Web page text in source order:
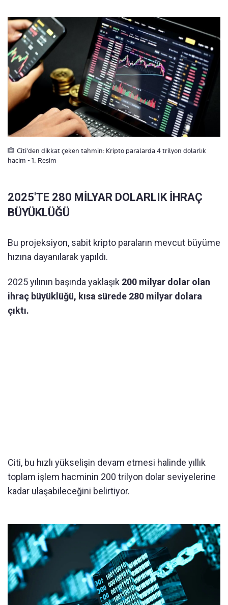
Citi'den dikkat çeken tahmin: Kripto paralarda 4 trilyon dolarlık
hacim - 1. Resim
2025'TE 280 MİLYAR DOLARLIK İHRAÇ
BÜYÜKLÜĞÜ
Bu projeksiyon, sabit kripto paraların mevcut büyüme
hızına dayanılarak yapıldı.
2025 yılının başında yaklaşık 200 milyar dolar olan
ihraç büyüklüğü, kısa sürede 280 milyar dolara
çıktı.
Citi, bu hızlı yükselişin devam etmesi halinde yıllık
toplam işlem hacminin 200 trilyon dolar seviyelerine
kadar ulaşabileceğini belirtiyor.